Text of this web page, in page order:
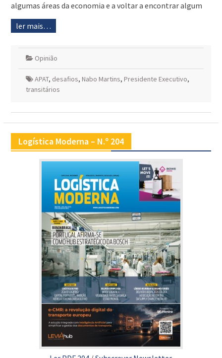
algumas áreas da economia e a voltar a encontrar algum
ler mais…
Opinião
APAT, desafios, Nabo Martins, Presidente Executivo,
transitários
Logística Moderna – N.º 204